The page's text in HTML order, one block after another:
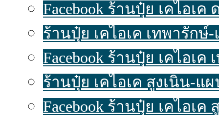
Facebook ร้านปุ๋ย เคไอ
ร้านปุ๋ย เคไอเค เทพารักษ์
Facebook ร้านปุ๋ย เคไอเ
ร้านปุ๋ย เคไอเค สูงเนิน-แ
Facebook ร้านปุ๋ย เคไอเ